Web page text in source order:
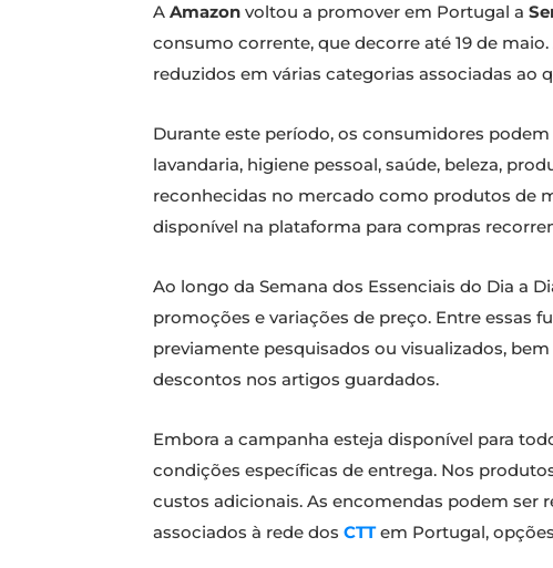
A Amazon voltou a promover em Portugal a
consumo corrente, que decorre até 19 de
reduzidos em várias categorias associadas ao
Durante este período, os consumidores
lavandaria, higiene pessoal, saúde, beleza,
reconhecidas no mercado como produtos de
disponível na plataforma para compras
Ao longo da Semana dos Essenciais do Dia a
promoções e variações de preço. Entre essas
previamente pesquisados ou visualizados,
descontos nos artigos guardados.
Embora a campanha esteja disponível para
condições específicas de entrega. Nos
custos adicionais. As encomendas podem ser
associados à rede dos CTTem Portugal,